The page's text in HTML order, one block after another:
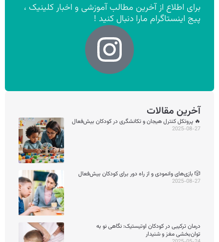
برای اطلاع از آخرین مطالب آموزشی و اخبار کلینیک ،
پیج اینستاگرام مارا دنبال کنید !
آخرین مقالات
🔥 پروتکل کنترل هیجان و تکانشگری در کودکان بیش‌فعال
2025-08-27
🎲 بازی‌های وانمودی و از راه دور برای کودکان بیش‌فعال
2025-08-27
درمان ترکیبی در کودکان اوتیستیک: نگاهی نو به
توان‌بخشی مغز و شنیدار